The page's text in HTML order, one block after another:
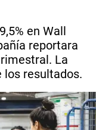
en Wall
reportara
La
los resultados.